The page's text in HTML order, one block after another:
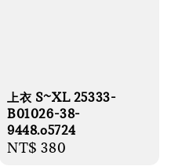
上衣 S~XL 25333-
B01026-38-
9448.o5724
Regular
NT$ 380